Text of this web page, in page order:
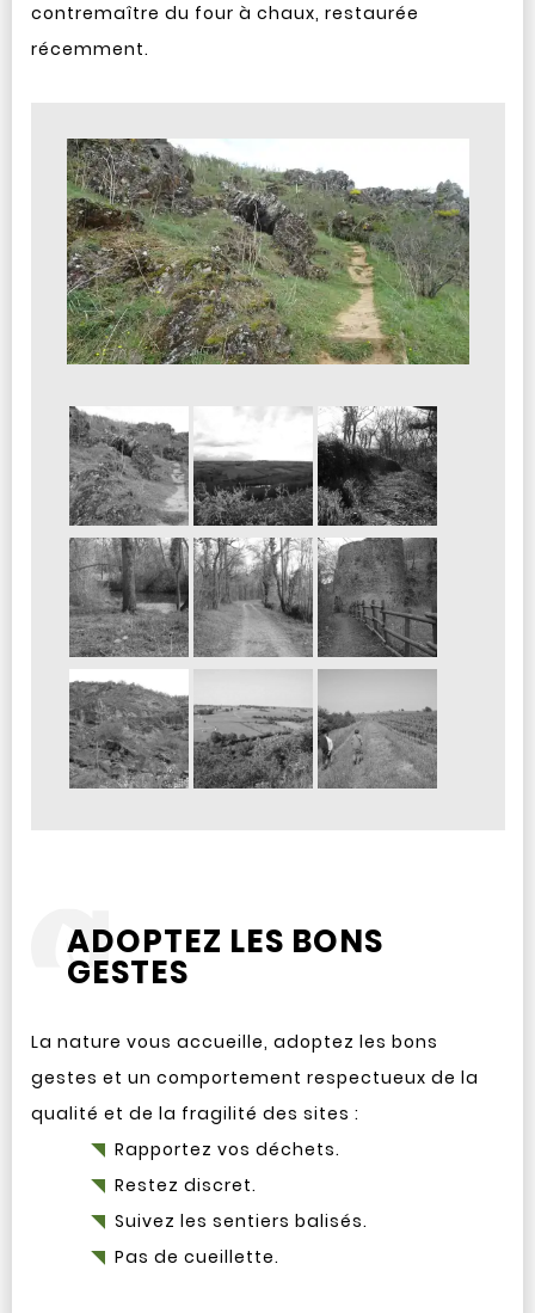
contremaître du four à chaux, restaurée
récemment.
ADOPTEZ LES BONS
GESTES
La nature vous accueille, adoptez les bons
gestes et un comportement respectueux de la
qualité et de la fragilité des sites :
Rapportez vos déchets.
Restez discret.
Suivez les sentiers balisés.
Pas de cueillette.